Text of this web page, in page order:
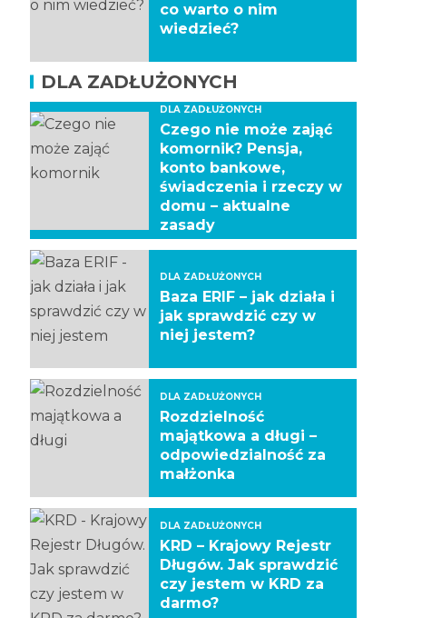
co warto o nim
wiedzieć?
DLA ZADŁUŻONYCH
DLA ZADŁUŻONYCH
Czego nie może zająć
komornik? Pensja,
konto bankowe,
świadczenia i rzeczy w
domu – aktualne
zasady
DLA ZADŁUŻONYCH
Baza ERIF – jak działa i
jak sprawdzić czy w
niej jestem?
DLA ZADŁUŻONYCH
Rozdzielność
majątkowa a długi –
odpowiedzialność za
małżonka
DLA ZADŁUŻONYCH
KRD – Krajowy Rejestr
Długów. Jak sprawdzić
czy jestem w KRD za
darmo?